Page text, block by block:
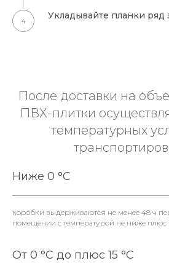
Укладывайте планки ряд
После доставки на
ПВХ-плитки
температурных
Ниже 0 °С
коробки выдерживаются не менее 48 ч
помещении с температурой не ниже плюс
От 0 °С до плюс 15 °С